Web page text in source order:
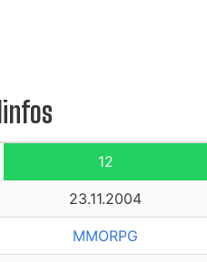
12
23.11.2004
MMORPG